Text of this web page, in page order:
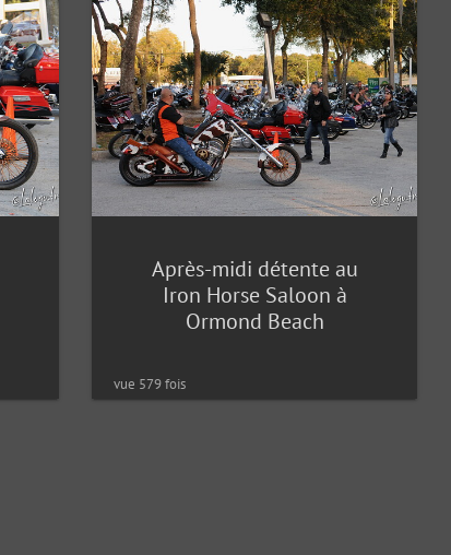
Après-midi détente au
Iron Horse Saloon à
Ormond Beach
vue 579 fois